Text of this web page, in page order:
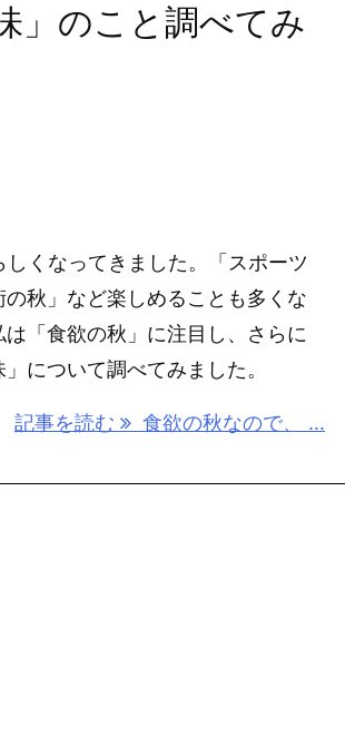
」のこと調べてみ
くなってきました。「スポーツ
秋」など楽しめることも多くな
「食欲の秋」に注目し、さらに
について調べてみました。
記事を読む 食欲の秋なので、 ...